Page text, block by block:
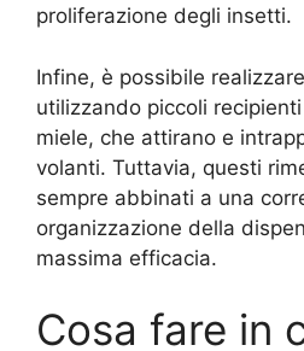
proliferazione degli insetti.
Infine, è possibile
utilizzando piccoli
miele, che attirano e
volanti. Tuttavia, questi
sempre abbinati a una
organizzazione della
massima efficacia.
Cosa fare in